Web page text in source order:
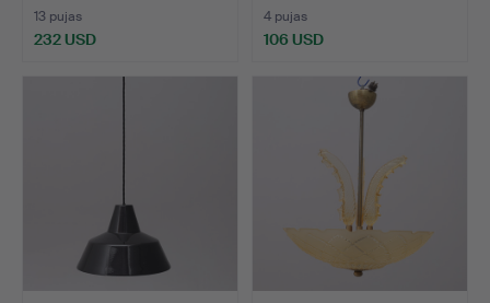
13 pujas
232 USD
4 pujas
106 USD